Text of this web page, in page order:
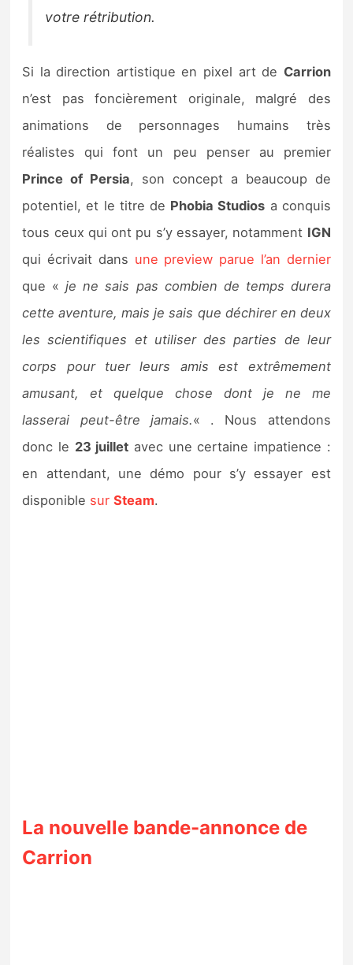
votre rétribution.
Si la direction artistique en pixel art de Carrion
n’est pas foncièrement originale, malgré des
animations de personnages humains très
réalistes qui font un peu penser au premier
Prince of Persia, son concept a beaucoup de
potentiel, et le titre de Phobia Studios a conquis
tous ceux qui ont pu s’y essayer, notamment IGN
qui écrivait dans une preview parue l’an dernier
que «je ne sais pas combien de temps durera
cette aventure, mais je sais que déchirer en deux
les scientifiques et utiliser des parties de leur
corps pour tuer leurs amis est extrêmement
amusant, et quelque chose dont je ne me
lasserai peut-être jamais.« . Nous attendons
donc le 23 juillet avec une certaine impatience :
en attendant, une démo pour s’y essayer est
disponible surSteam.
La nouvelle bande-annonce de
Carrion